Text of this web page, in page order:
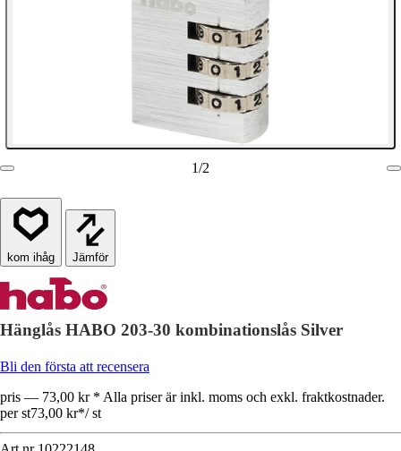
1/2
Jämför
Hänglås HABO 203-30 kombinationslås Silver
Bli den första att recensera
pris — 73,00 kr * Alla priser är inkl. moms och exkl. fraktkostnader.
per st73,00 kr*/ st